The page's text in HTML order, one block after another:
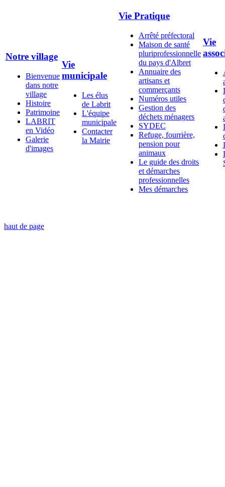
Notre village
Bienvenue
dans notre
village
Histoire
Patrimoine
LABRIT
en Vidéo
Galerie
d'images
Vie
municipale
Les élus
de Labrit
L'équipe
municipale
Contacter
la Mairie
Vie Pratique
Arrêté préfectoral
Maison de santé
pluriprofessionnelle
du pays d'Albret
Annuaire des
artisans et
commerçants
Numéros utiles
Gestion des
déchets ménagers
SYDEC
Refuge, fourrière,
pension pour
animaux
Le guide des droits
et démarches
professionnelles
Mes démarches
Vie
haut de page